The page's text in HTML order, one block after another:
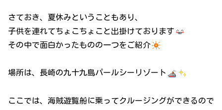
さておき、夏休みということもあり、
子供を連れてちょこちょこと出掛けております
その中で面白かったものの一つをご紹介
場所は、長崎の九十九島パールシーリゾート
ここでは、海賊遊覧船に乗ってクルージングができるので